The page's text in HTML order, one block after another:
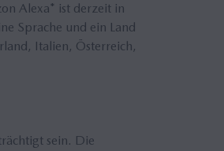
Alexa* ist derzeit in
Sprache und ein Land
Italien, Österreich,
sein. Die